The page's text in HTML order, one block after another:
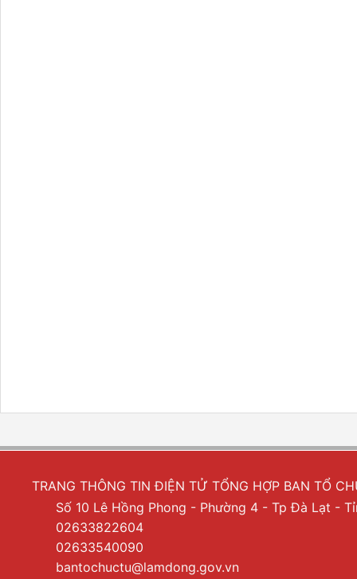
TRANG THÔNG TIN ĐIỆN TỬ TỔNG HỢP BAN TỔ
Số 10 Lê Hồng Phong - Phường 4 - Tp Đà Lạt -
02633822604
02633540090
bantochuctu@lamdong.gov.vn